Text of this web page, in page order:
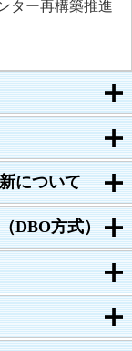
について
DBO方式）
ター再構築推進